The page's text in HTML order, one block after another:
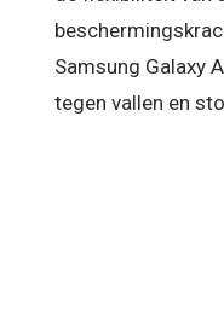
Samsung Galaxy
tegen vallen en